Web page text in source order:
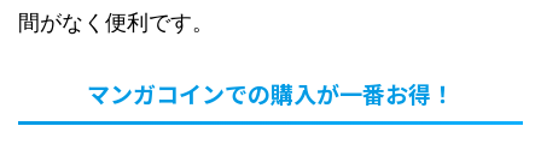
間がなく便利です。
マンガコインでの購入が一番お得！